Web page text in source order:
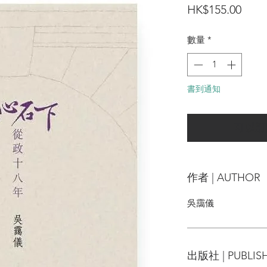
HK$155.00價
數量 *
書到通知
作者 | AUTHOR
吳靄儀
出版社 |